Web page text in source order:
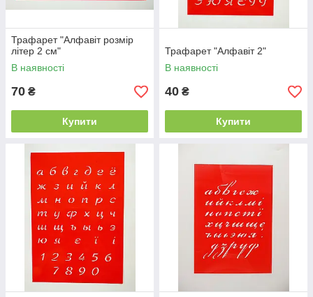
Трафарет "Алфавіт розмір
літер 2 см"
В наявності
70 ₴
Купити
Трафарет "Алфавіт 2"
В наявності
40 ₴
Купити